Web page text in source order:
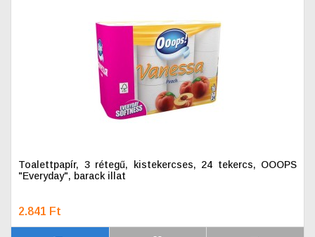
Toalettpapír, 3 rétegű, kistekercses, 24 tekercs, OOOPS
"Everyday", barack illat
2.841 Ft